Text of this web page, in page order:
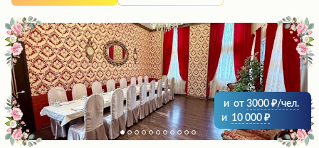
Посетители отмечают вкусную еду и отличное
обслуживание, что делает это место идеальным
выбором для незабываемого торжества в кругу
близких.
и от 3000
/чел.
и 10 000